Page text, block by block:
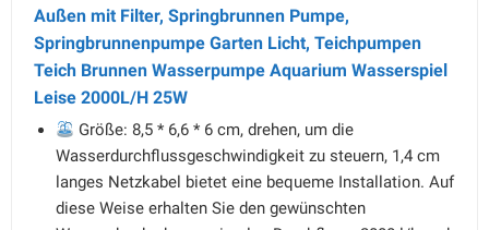
Außen mit Filter, Springbrunnen Pumpe,
Springbrunnenpumpe Garten Licht, Teichpumpen
Teich Brunnen Wasserpumpe Aquarium Wasserspiel
Leise 2000L/H 25W
Größe: 8,5 * 6,6 * 6 cm, drehen, um die
Wasserdurchflussgeschwindigkeit zu steuern, 1,4 cm
langes Netzkabel bietet eine bequeme Installation. Auf
diese Weise erhalten Sie den gewünschten